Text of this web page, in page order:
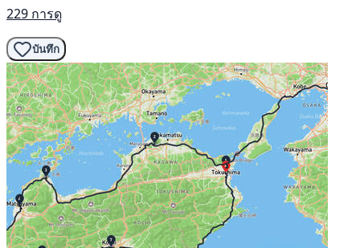
229 การดู
บันทึก